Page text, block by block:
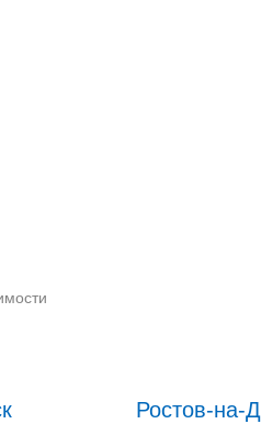
Ростов-на-